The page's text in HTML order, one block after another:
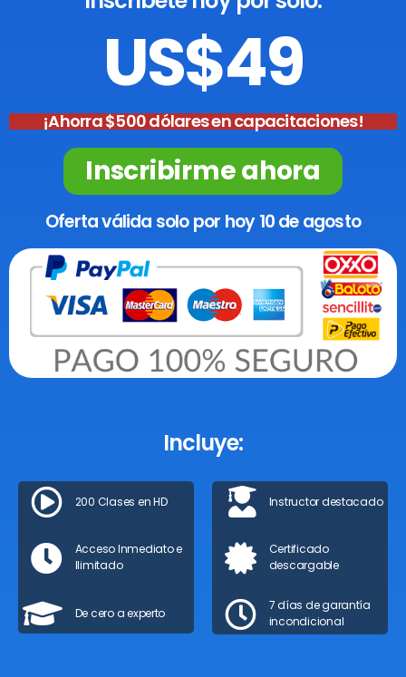
US$49
¡Ahorra $500 dólares en capacitaciones!
Inscribirme ahora
Oferta válida solo por hoy 10 de agosto
Incluye:
200 Clases en HD
Acceso Inmediato e
Ilimitado
De cero a experto
Instructor destacado
Certificado
descargable
7 días de garantía
incondicional